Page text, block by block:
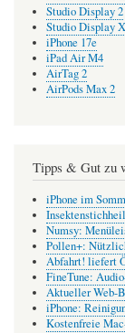
Studio Display 2
Studio Display
iPhone 17e
iPad Air M4
AirTag 2
AirPods Max 2
Tipps & Gut zu
iPhone im
Numsy:
Pollen+:
Abfahrt! liefert
FineTune:
Aktueller Web-
iPhone:
Kostenfreie